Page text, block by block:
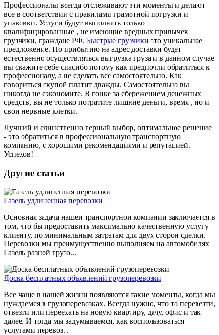
Профессионалы всегда отслеживают эти моменты и делают
все в соответствии с правилами грамотной погрузки и
упаковки. Услуги будут выполнять только
квалифицированные , не имеющие вредных привычек
грузчики, граждане РФ. Быстрые грузчики это уникальное
предложение. По прибытию на адрес доставки будет
естественно осуществляться выгрузка груза и в данном случае
вы скажите себе спасибо потому как предпочли обратиться к
профессионалу, а не сделать все самостоятельно. Как
говориться скупой платит дважды. Самостоятельно вы
никогда не сэкономите. В гонке за сбережением денежных
средств, вы не только потратите лишние деньги, время , но и
свои нервные клетки.
Лучший и единственно верный выбор, оптимальное решение
- это обратиться в профессиональную транспортную
компанию, с хорошими рекомендациями и репутацией.
Успехов!
Другие статьи
Газель удлиненная перевозки
Основная задача нашей транспортной компании заключается в
том, что бы предоставить максимально качественную услугу
клиенту, по минимальным затратам для двух сторон сделки.
Перевозки мы преимущественно выполняем на автомобилях
Газель разной грузо...
Доска бесплатных объявлений грузоперевозки
Все чаще в нашей жизни появляются такие моменты, когда мы
нуждаемся в грузоперевозках. Всегда нужно, что то перевезти,
отвезти или переехать на новую квартиру, дачу, офис и так
далее. И тогда мы задумываемся, как воспользоваться
услугами перевоз...